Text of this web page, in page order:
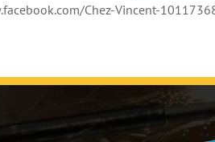
Chez-Vincent-